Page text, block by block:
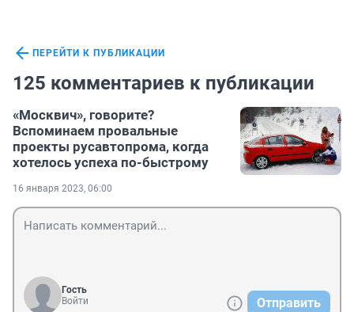
ПЕРЕЙТИ К ПУБЛИКАЦИИ
125 комментариев к публикации
«Москвич», говорите?
Вспоминаем провальные
проекты русавтопрома, когда
хотелось успеха по-быстрому
16 января 2023, 06:00
Гость
Войти
Отправить